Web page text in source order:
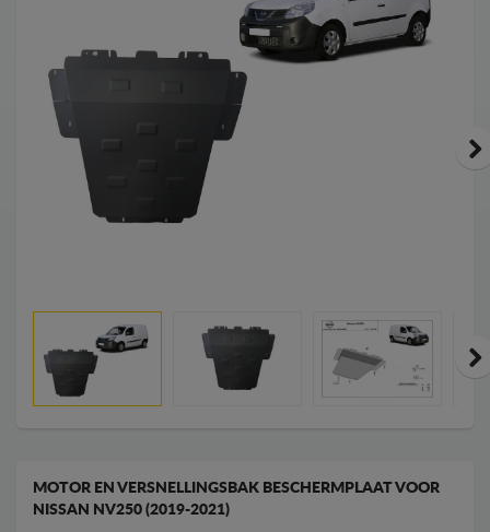
MOTOR EN VERSNELLINGSBAK BESCHERMPLAAT VOOR
NISSAN NV250 (2019-2021)